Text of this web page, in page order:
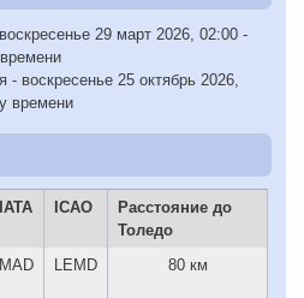
29 март 2026, 02:00 -
- воскресенье 25 октябрь 2026,
времени
IATA ICAO
Расстояние до
Толедо
MAD LEMD 80 км